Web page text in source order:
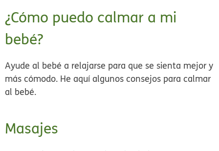
¿Cómo puedo calmar a mi
bebé?
Ayude al bebé a relajarse para que se sienta mejor y
más cómodo. He aquí algunos consejos para calmar
al bebé.
Masajes